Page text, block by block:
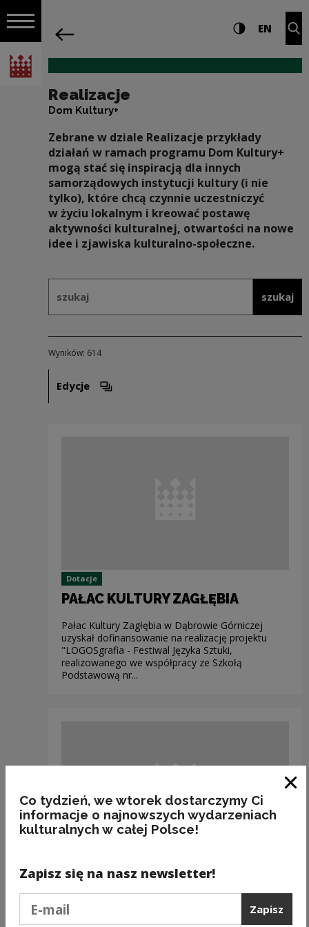
Włącz nawigację
Narodowe Centrum Kultury
Nawigacja Ustawienia i Wysoki
EN
Realizacje
Dom Kultury+
Zebrane w dziale Realizacje przykłady
działań w ramach programu Dom Kultury+
mogą stać się inspiracją dla innych
samorządowych instytucji kultury (i nie
tylko), które chcą czynnie uczestniczyć
w życiu lokalnym i kreować postawę
aktywności kulturalnej, otwartości na nowe
idee i zjawiska kulturalno-społeczne.
Formularz wyszukiwania w szukaj
Wyników: 614
Edycje
Otwórz opcje filtrowania. Uwaga: spowoduje
Dotacje
PAŁAC KULTURY ZAGŁĘBIA
Pałac Kultury Zagłębia w Dąbrowie Górniczej
uzyskał dofinansowanie na realizację projektu
"LOGOSgrafia - Festiwal Języka Sztuki,
realizowanego we współpracy ze Szkołą
Podstawową nr...
GMINNY OŚRODEK KULTURY
W WIŃSKU
GOK w Wińsku w woj. dolnośląskim uzyskał
Co tydzień, we wtorek dostarczymy Ci
informacje o najnowszych wydarzeniach
kulturalnych w całej Polsce!
Zapisz się na nasz newsletter!
Zapisz